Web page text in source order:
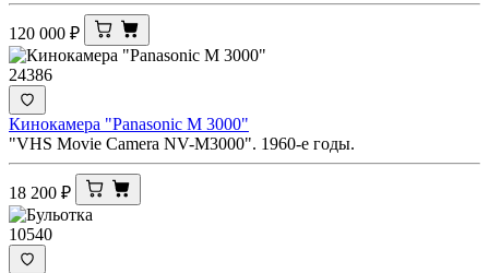
120 000 ₽
24386
Кинокамера "Panasonic M 3000"
"VHS Movie Camera NV-M3000". 1960-е годы.
18 200 ₽
10540